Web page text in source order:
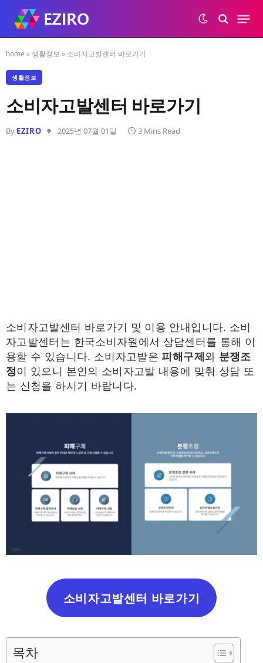
home »생활정보 » 소비자고발센터 바로가기
생활정보
소비자고발센터 바로가기
By EZIRO 2025년 07월 01일 3 Mins Read
소비자고발센터 바로가기 및 이용 안내입니다. 소비
자고발센터는 한국소비자원에서 상담센터를 통해 이
용할 수 있습니다. 소비자고발은 피해구제 와 분쟁조
정이 있으니 본인의 소비자고발 내용에 맞춰 상담 또
는 신청을 하시기 바랍니다.
소비자고발센터 바로가기
목차